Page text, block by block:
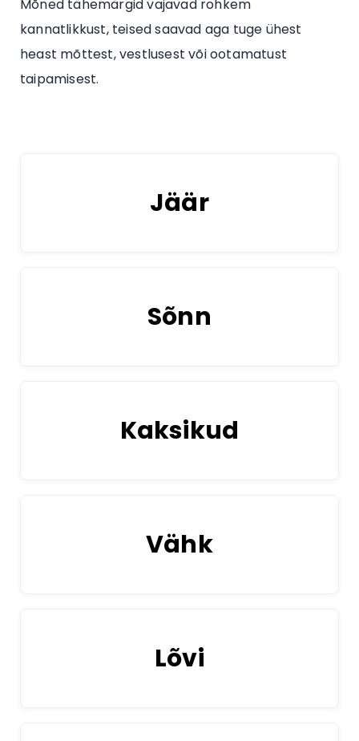
Mõned tähemärgid vajavad rohkem
kannatlikkust, teised saavad aga tuge ühest
heast mõttest, vestlusest või ootamatust
taipamisest.
Jäär
Sõnn
Kaksikud
Vähk
Lõvi